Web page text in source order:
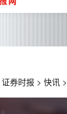
证券时报 > 快讯 >